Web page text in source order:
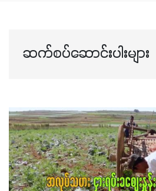
ဆက်စပ်ဆောင်းပါးများ